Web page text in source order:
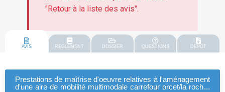
"Retour à la liste des avis".
AVIS REGLEMENT DOSSIER QUESTIONS DEPOT
Prestations de maîtrise d'oeuvre relatives à l'aménagement
d'une aire de mobilité multimodale carrefour orcet/la roche-